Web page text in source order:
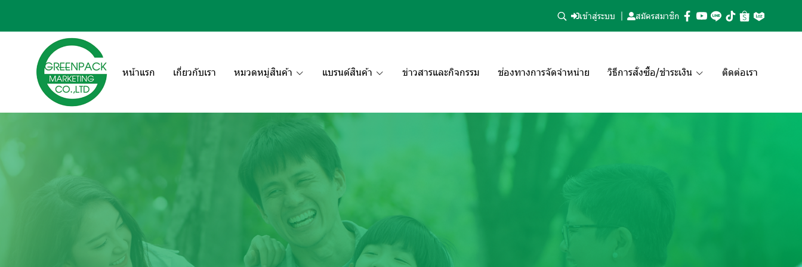
เข้าสู่ระบบ สมัครสมาชิก
หน้าแรก เกี่ยวกับเรา หมวดหมู่สินค้า แบรนด์สินค้า ข่าวสารและกิจกรรม ช่องทางการจัดจำหน่าย วิธีการสั่งซื้อ/ชำระเงิน ติดต่อเรา